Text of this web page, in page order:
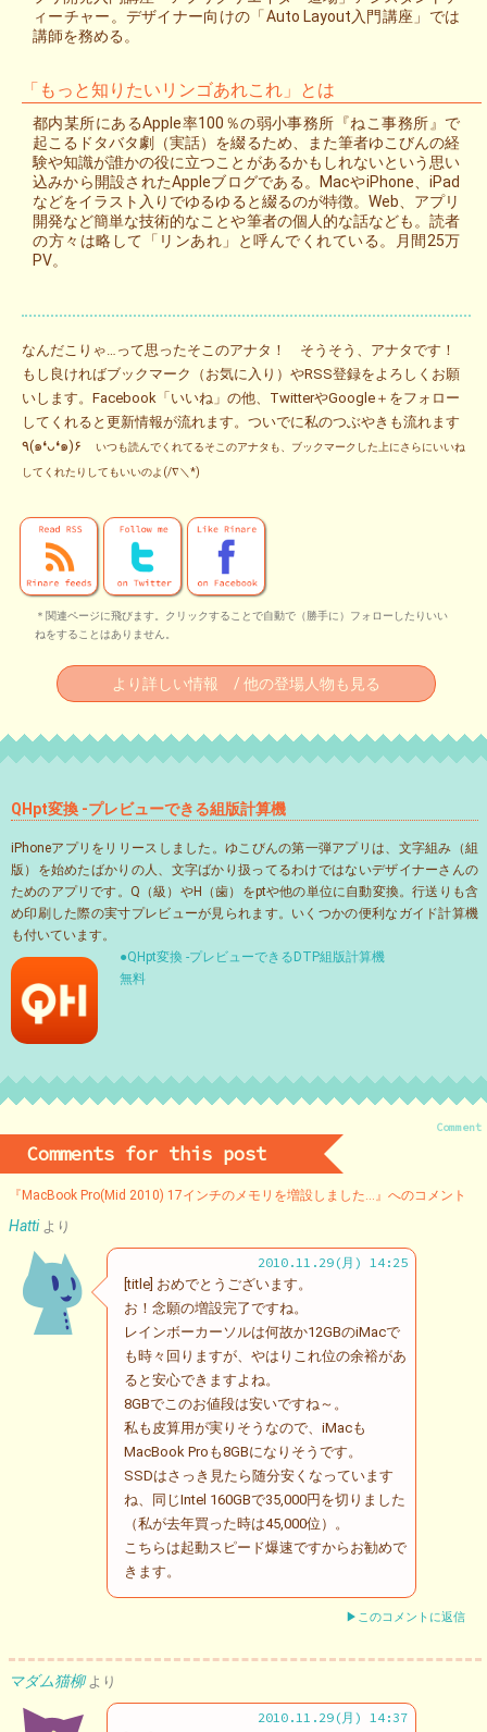
ィーチャー。デザイナー向けの「Auto Layout入門講座」では
講師を務める。
「もっと知りたいリンゴあれこれ」とは
都内某所にあるApple率100％の弱小事務所『ねこ事務所』で
起こるドタバタ劇（実話）を綴るため、また筆者ゆこびんの経
験や知識が誰かの役に立つことがあるかもしれないという思い
込みから開設されたAppleブログである。MacやiPhone、iPad
などをイラスト入りでゆるゆると綴るのが特徴。Web、アプリ
開発など簡単な技術的なことや筆者の個人的な話なども。読者
の方々は略して「リンあれ」と呼んでくれている。月間25万
PV。
なんだこりゃ…って思ったそこのアナタ！ そうそう、アナタです！
もし良ければブックマーク（お気に入り）やRSS登録をよろしくお願
いします。Facebook「いいね」の他、TwitterやGoogle＋をフォロー
してくれると更新情報が流れます。ついでに私のつぶやきも流れます
٩(๑❛ᴗ❛๑)۶
いつも読んでくれてるそこのアナタも、ブックマークした上にさらにいいね
してくれたりしてもいいのよ(/∇＼*)
＊関連ページに飛びます。クリックすることで自動で（勝手に）フォローしたりいい
ねをすることはありません。
より詳しい情報 / 他の登場人物も見る
QHpt変換 -プレビューできる組版計算機
iPhoneアプリをリリースしました。ゆこびんの第一弾アプリは、文字組み（組
版）を始めたばかりの人、文字ばかり扱ってるわけではないデザイナーさんの
ためのアプリです。Q（級）やH（歯）をptや他の単位に自動変換。行送りも含
め印刷した際の実寸プレビューが見られます。いくつかの便利なガイド計算機
も付いています。
●QHpt変換 -プレビューできるDTP組版計算機
無料
Comment
Comments for this post
『MacBook Pro(Mid 2010) 17インチのメモリを増設しました…』へのコメント
Hatti より
2010.11.29(月) 14:25
[title] おめでとうございます。
お！念願の増設完了ですね。
レインボーカーソルは何故か12GBのiMacで
も時々回りますが、やはりこれ位の余裕があ
ると安心できますよね。
8GBでこのお値段は安いですね～。
私も皮算用が実りそうなので、iMacも
MacBook Proも8GBになりそうです。
SSDはさっき見たら随分安くなっています
ね、同じIntel 160GBで35,000円を切りました
（私が去年買った時は45,000位）。
こちらは起動スピード爆速ですからお勧めで
きます。
▶このコメントに返信
マダム猫柳 より
2010.11.29(月) 14:37